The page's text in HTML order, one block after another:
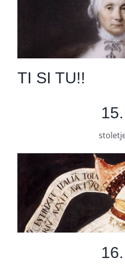
TI SI TU!!
15.
16.